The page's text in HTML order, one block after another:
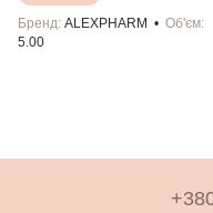
Бренд ALEXPHARM
Об'єм
5.00